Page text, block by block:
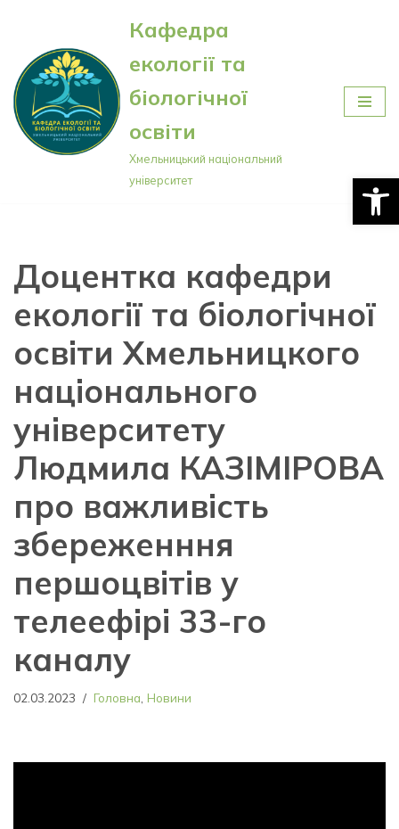
Перейти
до
вмісту
Кафедра
екології та
біологічної
освіти
Хмельницький національний
університет
Доцентка кафедри
екології та біологічної
освіти Хмельницкого
національного
університету
Людмила КАЗІМІРОВА
про важливість
збереженння
першоцвітів у
телеефірі 33-го
каналу
02.03.2023 Головна Новини